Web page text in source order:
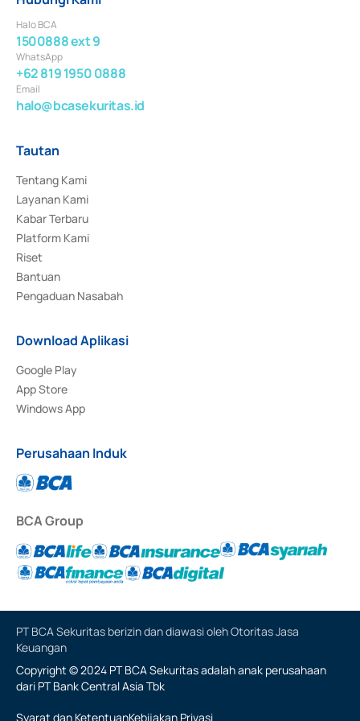
Halo BCA
1500888 ext 9
WhatsApp
+62 819 1950 0888
Email
halo@bcasekuritas.id
Tautan
Tentang Kami
Layanan Kami
Kabar Terbaru
Platform Kami
Riset
Bantuan
Pengaduan Nasabah
Download Aplikasi
Google Play
App Store
Windows App
Perusahaan Induk
BCA Group
PT BCA Sekuritas berizin dan diawasi oleh Otoritas Jasa
Keuangan
Copyright © 2024 PT BCA Sekuritas adalah anak perusahaan
dari PT Bank Central Asia Tbk
Syarat dan KetentuanKebijakan Privasi